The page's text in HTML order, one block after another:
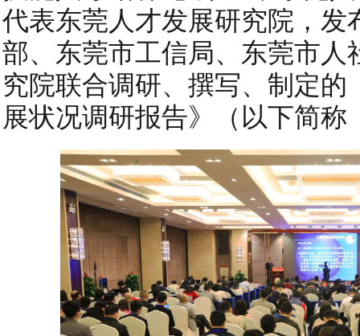
代表东莞人才发展研究院，发
部、东莞市工信局、东莞市人
究院联合调研、撰写、制定的
展状况调研报告》（以下简称